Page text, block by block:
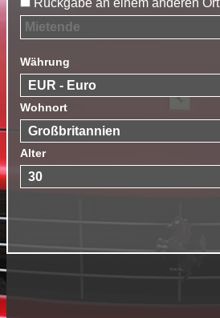
Rückgabe an einem anderen Ort
Währung
Wohnort
Alter